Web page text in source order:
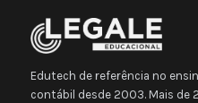
Edutech de referência no
contábil desde 2003. Mais de